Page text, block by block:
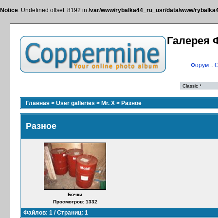
Notice: Undefined offset: 8192 in /var/www/rybalka44_ru_usr/data/www/
Галерея
Форум::
Главная > User galleries > Mr. X > Разное
Разное
Бочки
Просмотров: 1332
Файлов: 1 / Страниц: 1